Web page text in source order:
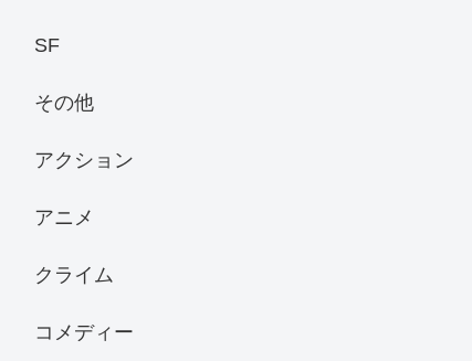
SF
その他
アクション
アニメ
クライム
コメディー